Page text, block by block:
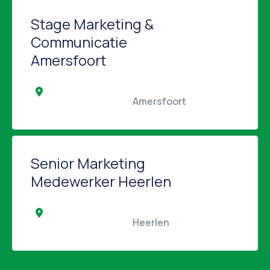
Stage Marketing &
Communicatie
Amersfoort
Senior Marketing
Medewerker Heerlen